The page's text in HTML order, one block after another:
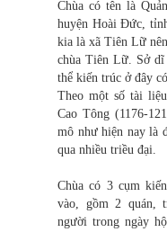
Chùa có tên là
huyện Hoài Đức,
kia là xã Tiên Lữ
chùa Tiên Lữ. Sở dĩ
thể kiến trúc ở đây
Theo một số tài
Cao Tông (1176-
mô như hiện nay là
qua nhiều triều đại.
Chùa có 3 cụm
vào, gồm 2 quán,
người trong ngày